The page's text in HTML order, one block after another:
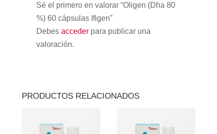
Sé el primero en valorar “Oligen (Dha 80
%) 60 cápsulas Ifigen”
Debes accederpara publicar una
valoración.
PRODUCTOS RELACIONADOS